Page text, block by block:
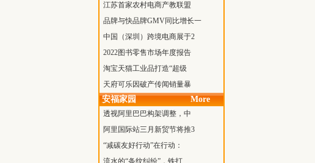
江苏首家农村电商产教联盟
品牌与快品牌GMV同比增长一
中国（深圳）跨境电商展于2
2022图书零售市场年度报告
淘宝天猫工业品打造“超级
天府可乐因破产传闻销量暴
安福家园 More
透视阿里巴巴构架调整，中
阿里国际站三月新贸节将推3
“减碳友好行动”在行动：
流水的“条纹纠纷”，铁打